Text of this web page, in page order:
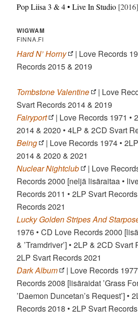
Pop Liisa 3 & 4 • Live In Studio [2016]
WIGWAM
FINNA.FI
Hard N’ Horny
| Love Records
Records 2015 & 2019
Tombstone Valentine
| Love
Svart Records 2014 & 2019
Fairyport
| Love Records 1971 •
2014 & 2020 • 4LP & 2CD Svart
Being
| Love Records 1974 •
2014 & 2020 & 2021
Nuclear Nightclub
| Love
Records 2000 [neljä lisäraitaa •
Records 2011 • 2LP Svart
Records 2021
Lucky Golden Stripes And
1976 • CD Love Records 2000
& ’Tramdriver’] • 2LP & 2CD Svart
2LP Svart Records 2021
Dark Album
| Love Records
Records 2008 [lisäraidat ’Grass
’Daemon Duncetan’s Request’] •
Records 2018 • 2LP Svart